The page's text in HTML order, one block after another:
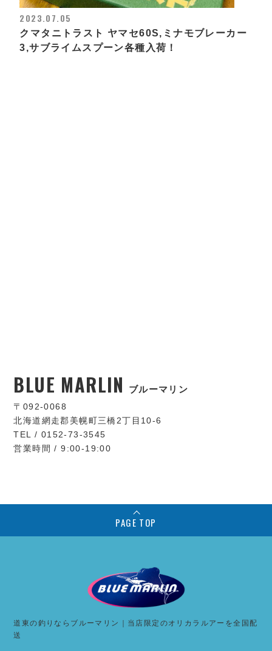
2023.07.05
クマタニトラスト ヤマセ60S,ミナモブレーカー
3,サブライムスプーン各種入荷！
BLUE MARLIN ブルーマリン
〒092-0068
北海道網走郡美幌町三橋2丁目10-6
TEL / 0152-73-3545
営業時間 / 9:00-19:00
PAGE TOP
道東の釣りならブルーマリン｜当店限定のオリカラルアーを全国配
送